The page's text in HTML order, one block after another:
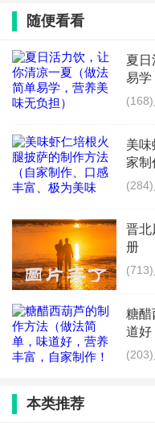
再加入之前炒好的葱姜
八：等待浓稠
九：起锅
最后关火，倒出溶豆羹
十：轻松快捷
这道菠菜溶豆的制作非
方式。而且，这道菜肴
十一：豆腐的营养
成分，具有很高的营养
随便看看
夏
易学
美味
家制
晋
册
糖醋
道好
本类推荐